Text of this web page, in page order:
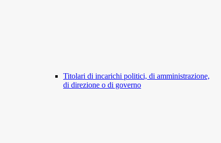
Titolari di incarichi politici, di amministrazione,
di direzione o di governo